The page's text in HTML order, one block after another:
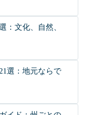
：文化、自然、
選：地元ならで